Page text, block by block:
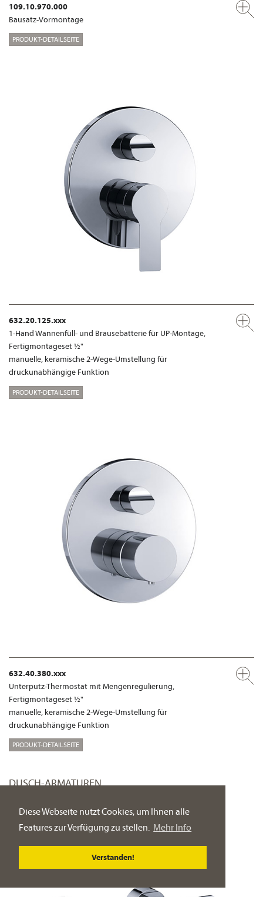
Diese Webseite nutzt Cookies, um Ihnen alle
Features zur Verfügung zu stellen. Mehr Info
Verstanden!
109.10.970.000
Bausatz-Vormontage
PRODUKT-DETAILSEITE
632.20.125.xxx
1-Hand Wannenfüll- und Brausebatterie für UP-Montage,
Fertigmontageset ½"
manuelle, keramische 2-Wege-Umstellung für
druckunabhängige Funktion
PRODUKT-DETAILSEITE
632.40.380.xxx
Unterputz-Thermostat mit Mengenregulierung,
Fertigmontageset ½"
manuelle, keramische 2-Wege-Umstellung für
druckunabhängige Funktion
PRODUKT-DETAILSEITE
DUSCH-ARMATUREN